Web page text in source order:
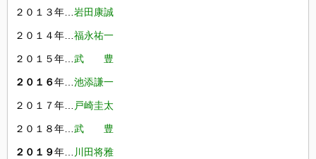
２０１３年… 岩田康誠
２０１４年… 福永祐一
２０１５年… 武 豊
２０１６年… 池添謙一
２０１７年… 戸崎圭太
２０１８年… 武 豊
２０１９年… 川田将雅